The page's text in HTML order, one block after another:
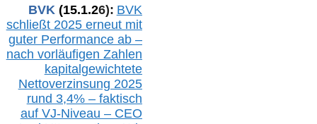
BVK (15.1.26): BVK
schließt 2025 erneut mit
guter Performance ab –
nach vorläufigen Zahlen
kapitalgewichtete
Nettoverzinsung 2025
rund 3,4% – faktisch
auf VJ-Niveau – CEO